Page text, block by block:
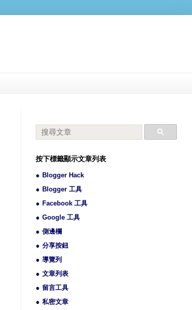
按下標籤顯示文章列表
Blogger Hack
Blogger 工具
Facebook 工具
Google 工具
側邊欄
分享按鈕
導覽列
文章列表
留言工具
私密文章